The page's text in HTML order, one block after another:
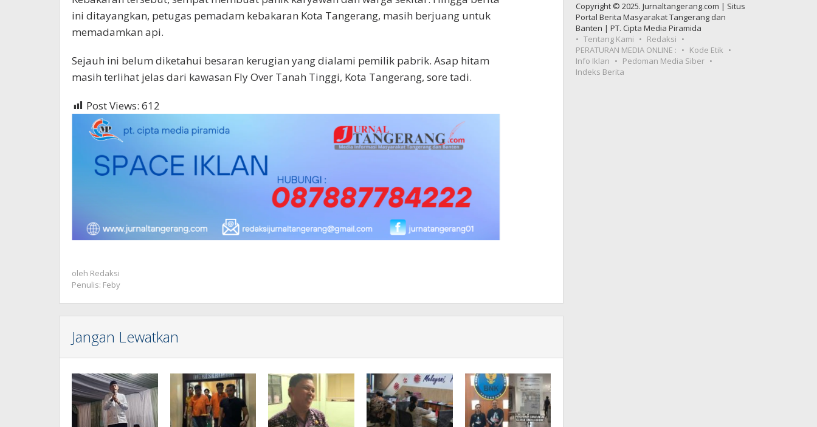
ini ditayangkan, petugas pemadam kebakaran Kota Tangerang, masih berjuang untuk
memadamkan api.
Sejauh ini belum diketahui besaran kerugian yang dialami pemilik pabrik. Asap hitam
masih terlihat jelas dari kawasan Fly Over Tanah Tinggi, Kota Tangerang, sore tadi.
Post Views: 612
oleh Redaksi
Penulis: Feby
Jangan Lewatkan
Copyright © 2025. Jurnaltangerang.com | Situs
Portal Berita Masyarakat Tangerang dan
Banten | PT. Cipta Media Piramida
Tentang Kami
Redaksi
PERATURAN MEDIA ONLINE :
Kode Etik
Info Iklan
Pedoman Media Siber
Indeks Berita